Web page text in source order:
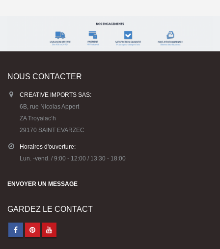
NOUS CONTACTER
CREATIVE IMPORTS SAS:
6B, rue Nicolas Appert
ZA Troyalac’h
29170 SAINT EVARZEC
Horaires d'ouverture:
Lun. -vend. / 9:00 - 12:00 / 13:30 - 18:00
ENVOYER UN MESSAGE
GARDEZ LE CONTACT